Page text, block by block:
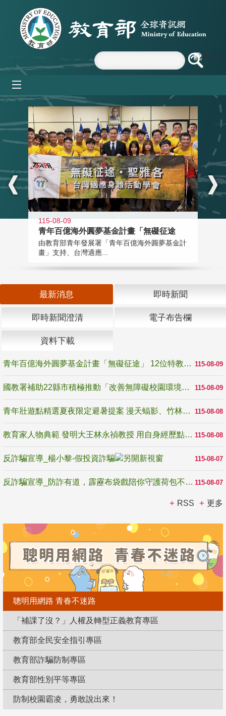
跳到主要內容區塊
:::
115-08-09
青年百億海外圓夢基金計畫「無礙征途
由教育部青年發展署「青年百億海外圓夢基金計
畫」支持、台灣適應...
最新消息 即時新聞
即時新聞澄清 電子布告欄
資料下載
115-08-09
青年百億海外圓夢基金計畫「無礙征途」 12位特教與弱勢青年勇闖西班牙 跨越感官限制見證生命蛻變
115-08-09
國教署補助22縣市積極推動「改善無障礙校園環境計畫」 打造友善、安全、無礙學習空間
115-08-08
青年壯遊點精選夏夜限定避暑提案 漫天蝠影、竹林尋蛙、茶香夜觀 邀青年暮色出發
115-08-08
教育家人物典範 發明大王林永禎教授 用自身經歷點亮學生的路
115-08-07
反詐騙宣導_楊小黎-假投資詐騙
115-08-07
反詐騙宣導_防詐有道，霹靂布袋戲陪你守護荷包不受騙
RSS 更多
聰明用網路 青春不迷路
「補課了沒？」人權及轉型正義教育專區
教育部全民安全指引專區
教育部詐騙防制專區
教育部性別平等專區
防制校園霸凌，勇敢說出來！